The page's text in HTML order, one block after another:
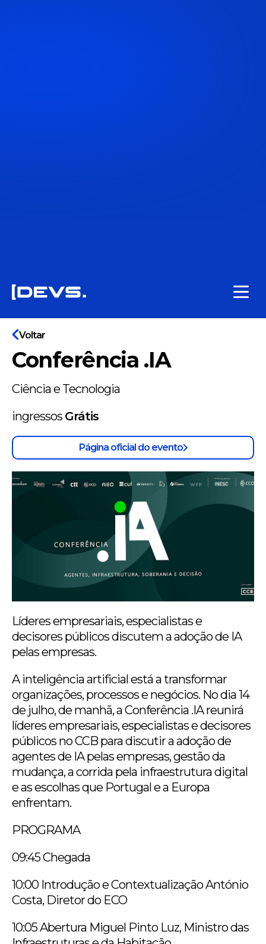
Voltar
Conferência .IA
Ciência e Tecnologia
ingressos Grátis
Página oficial do evento
Líderes empresariais, especialistas e
decisores públicos discutem a adoção de IA
pelas empresas.
A inteligência artificial está a transformar
organizações, processos e negócios. No dia 14
de julho, de manhã, a Conferência .IA reunirá
líderes empresariais, especialistas e decisores
públicos no CCB para discutir a adoção de
agentes de IA pelas empresas, gestão da
mudança, a corrida pela infraestrutura digital
e as escolhas que Portugal e a Europa
enfrentam.
PROGRAMA
09:45 Chegada
10:00 Introdução e Contextualização António
Costa, Diretor do ECO
10:05 Abertura Miguel Pinto Luz, Ministro das